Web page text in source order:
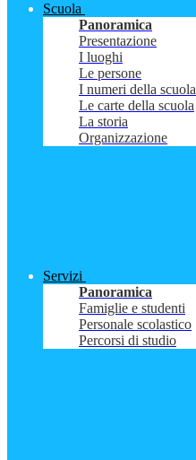
Scuola
Panoramica
Presentazione
I luoghi
Le persone
I numeri della scuola
Le carte della scuola
La storia
Organizzazione
Servizi
Panoramica
Famiglie e studenti
Personale scolastico
Percorsi di studio